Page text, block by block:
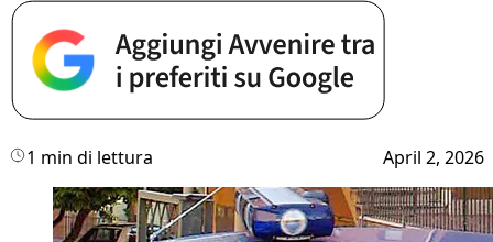
1 min di lettura April 2, 2026